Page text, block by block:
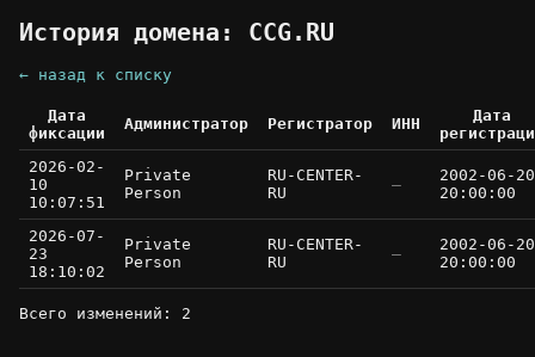
История домена: CCG.RU
← назад к списку
Дата
фиксации
Администратор Регистратор ИНН
Дата
2026-02-
10
10:07:51
Private
Person
RU-CENTER-
RU
—
2002-06-20
20:00:00
2026-07-
23
18:10:02
Private
Person
RU-CENTER-
RU
—
2002-06-20
20:00:00
Всего изменений: 2